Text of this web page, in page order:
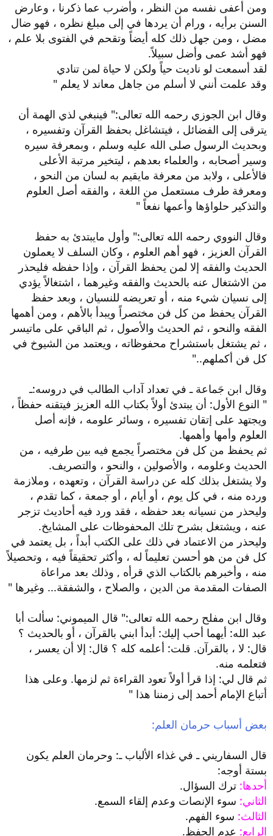
ومن أعفى نفسه من النظر ، وأضرب عما ذكرنا ، وعارض
السنن برأيه ، ورام أن يردها في إلى مبلغ نظره ، فهو ضال
مضل ، ومن جهل ذلك كله أيضاً وتقحم في الفتوى بلا علم ،
فهو أشد عمى وأضل سبيلاً.
لقد أسمعت لو ناديت حياً ولكن لا حياة لمن تنادي
وقد علمت أنني لا أسلم من جاهل معاند لا يعلم "
وقال ابن الجوزي رحمه الله تعالى:" فينبغي لذي الهمة أن
يترقى إلى الفضائل ، فيتشاغل بحفظ القرآن وتفسيره ،
وبحديث الرسول صلى الله عليه وسلم ، وبمعرفة سيره
وسير أصحابه ، والعلماء بعدهم ، ليتخير مرتبة الأعلى
فالأعلى ، ولابد من معرفة مايقيم به لسان من النحو ،
ومعرفة طرف مستعمل من اللغة ، والفقه أصل العلوم
والتذكير حلواؤها وأعمها نفعاً "
وقال النووي رحمه الله تعالى:" وأول مايبتدئ به حفظ
القرآن العزيز ، فهو أهم العلوم ، وكان السلف لا يعملون
الحديث والفقه إلا لمن يحفظ القرآن ، وإذا حفظه فليحذر
من الاشتغال عنه بالحديث والفقه وغيرهما ، اشتغالاً يؤدي
إلى نسيان شيء منه ، أو تعريضه للنسيان ، وبعد حفظ
القرآن يحفظ من كل فن مختصراً ويبدأ بالأهم ، ومن أهمها
الفقه والنحو ، ثم الحديث والأصول ، ثم الباقي على ماتيسر
، ثم يشتغل باستشراح محفوظاته ، ويعتمد من الشيوخ في
كل فن أكملهم.."
وقال ابن جَماعة ـ في تعداد آداب الطالب في دروسه:ـ
" النوع الأول: أن يبتدئ أولاً بكتاب الله العزيز فيتقنه حفظاً ،
ويجتهد على إتقان تفسيره ، وسائر علومه ، فإنه أصل
العلوم وأمها وأهمها.
ثم يحفظ من كل فن مختصراً يجمع فيه بين طرفيه ، من
الحديث وعلومه ، والأصولين ، والنحو ، والتصريف.
ولا يشتغل بذلك كله عن دراسة القرآن ، وتعهده ، وملازمة
ورده منه ، في كل يوم ، أو أيام ، أو جمعة ، كما تقدم ،
وليحذر من نسيانه بعد حفظه ، فقد ورد فيه أحاديث تزجر
عنه ، ويشتغل بشرح تلك المحفوظات على المشايخ.
وليحذر من الاعتماد في ذلك على الكتب أبداً ، بل يعتمد في
كل فن من هو أحسن تعليماً له ، وأكثر تحقيقاً فيه ، وتحصيلاً
منه ، وأخبرهم بالكتاب الذي قرأه , وذلك بعد مراعاة
الصفات المقدمة من الدين ، والصلاح ، والشفقة... وغيرها "
وقال ابن مفلح رحمه الله تعالى:" قال الميموني: سألت أبا
عبد الله: أيهما أحب إليك: أبدأ ابني بالقرآن ، أو بالحديث ؟
قال: لا ، بالقرآن. قلت: أعلمه كله ؟ قال: إلا أن يعسر ،
فتعلمه منه.
ثم قال لي: إذا قرأ أولاً تعود القراءة ثم لزمها. وعلى هذا
أتباع الإمام أحمد إلى زمننا هذا "
بعض أسباب حرمان العلم:
قال السفاريني ـ في غذاء الألباب ـ: وحرمان العلم يكون
بستة أوجه:
أحدها: ترك السؤال.
الثاني: سوء الإنصات وعدم إلقاء السمع.
الثالث: سوء الفهم.
الرابع: عدم الحفظ.